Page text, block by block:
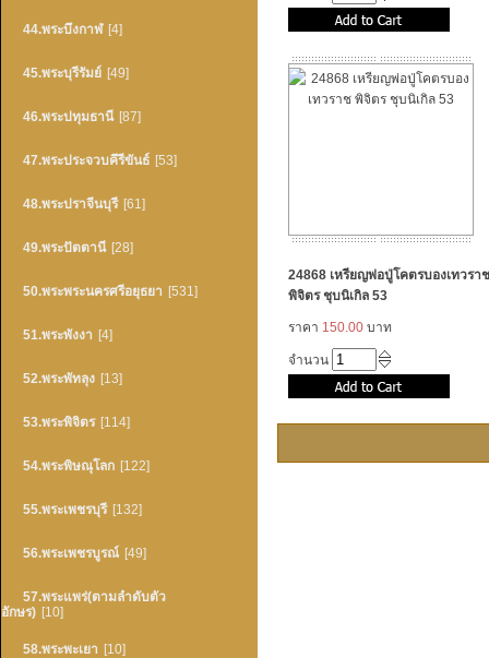
44.พระบึงกาฬ [4]
45.พระบุรีรัมย์ [49]
46.พระปทุมธานี [87]
47.พระประจวบคึรีขันธ์ [53]
48.พระปราจีนบุรี [61]
49.พระปัตตานี [28]
50.พระพระนครศรีอยุธยา [531]
51.พระพังงา [4]
52.พระพัทลุง [13]
53.พระพิจิตร [114]
54.พระพิษณุโลก [122]
55.พระเพชรบุรี [132]
56.พระเพชรบูรณ์ [49]
57.พระแพร่(ตามลำดับตัว
อักษร) [10]
58.พระพะเยา [10]
24868 เหรียญพ่อปู่โคตรบองเทวราช
พิจิตร ชุบนิเกิล 53
ราคา 150.00 บาท
จำนวน